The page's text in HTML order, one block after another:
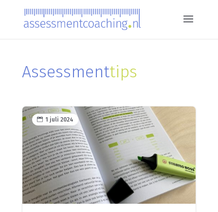
Assessmenttips
 1 juli 2024